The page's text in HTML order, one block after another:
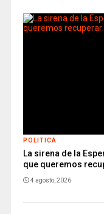
POLITICA
La sirena de la
que queremos
4 agosto, 2026